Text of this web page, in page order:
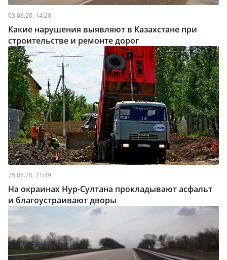
03.08.20, 14:20
Какие нарушения выявляют в Казахстане при
строительстве и ремонте дорог
25.05.20, 11:49
На окраинах Нур-Султана прокладывают асфальт
и благоустраивают дворы